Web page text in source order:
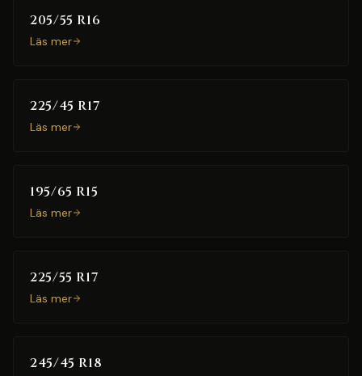
205/55 R16
Läs mer
225/45 R17
Läs mer
195/65 R15
Läs mer
225/55 R17
Läs mer
245/45 R18